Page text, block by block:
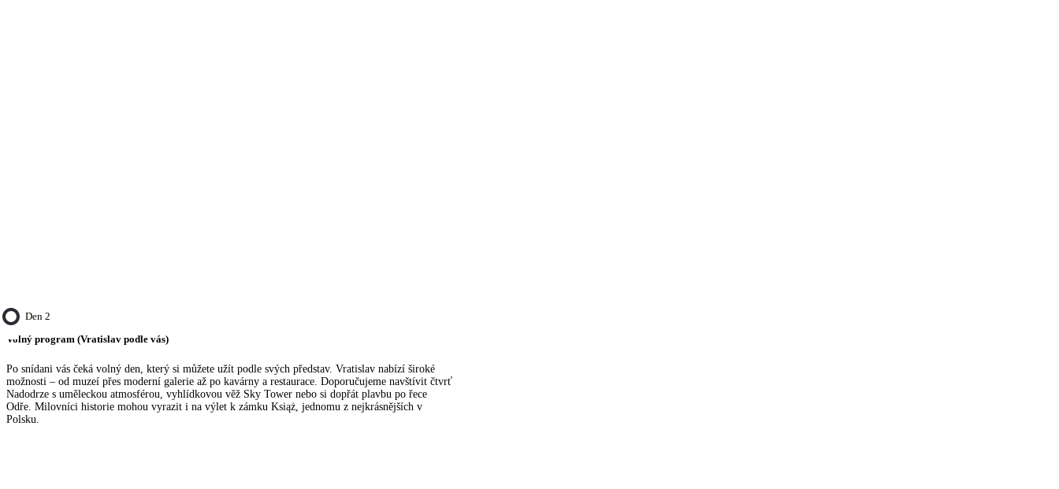
Den 2
Volný program (Vratislav podle vás)
Po snídani vás čeká volný den, který si můžete užít podle svých představ. Vratislav nabízí široké
možnosti – od muzeí přes moderní galerie až po kavárny a restaurace. Doporučujeme navštívit čtvrť
Nadodrze s uměleckou atmosférou, vyhlídkovou věž Sky Tower nebo si dopřát plavbu po řece
Odře. Milovníci historie mohou vyrazit i na výlet k zámku Książ, jednomu z nejkrásnějších v
Polsku.